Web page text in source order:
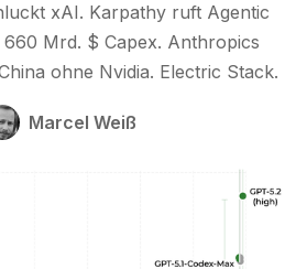
xAI. Karpathy ruft Agentic
660 Mrd. $ Capex. Anthropics
ohne Nvidia. Electric Stack.
Marcel Weiß